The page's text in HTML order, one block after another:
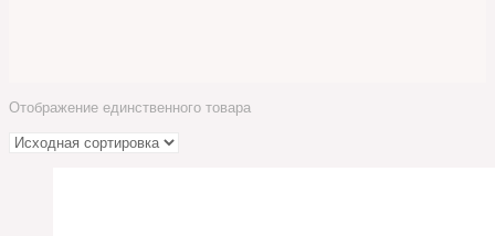
Отображение единственного товара